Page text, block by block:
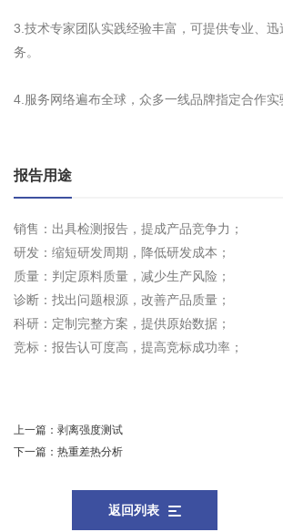
3.技术专家团队实践经验丰富，可提供专业、
务。
4.服务网络遍布全球，众多一线品牌指定合作实
报告用途
销售：出具检测报告，提成产品竞争力；
研发：缩短研发周期，降低研发成本；
质量：判定原料质量，减少生产风险；
诊断：找出问题根源，改善产品质量；
科研：定制完整方案，提供原始数据；
竞标：报告认可度高，提高竞标成功率；
上一篇： 剥离强度测试
下一篇： 热重差热分析
返回列表